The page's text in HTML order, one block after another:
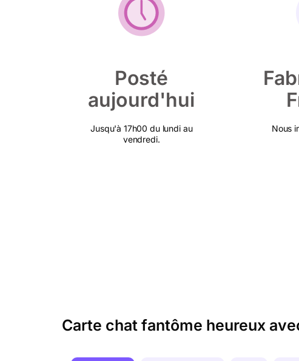
Posté
aujourd'hui
Jusqu'à 17h00 du lundi au
vendredi.
Nous
Carte chat fantôme heureux